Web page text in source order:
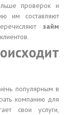
проверок и
им составляют
займ
популярным в
компанию для
свои услуги,